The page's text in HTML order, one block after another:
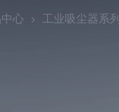
中心 工业吸尘器系列